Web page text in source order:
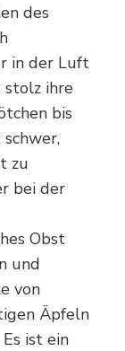
des
in der Luft
stolz ihre
bis
zu
bei der
Obst
und
von
Äpfeln
ist ein